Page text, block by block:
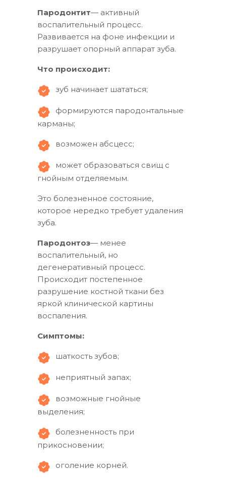
Пародонтит— активный
воспалительный процесс.
Развивается на фоне инфекции и
разрушает опорный аппарат зуба.
Что происходит:
зуб начинает шататься;
формируются пародонтальные
карманы;
возможен абсцесс;
может образоваться свищ с
гнойным отделяемым.
Это болезненное состояние,
которое нередко требует удаления
зуба.
Пародонтоз— менее
воспалительный, но
дегенеративный процесс.
Происходит постепенное
разрушение костной ткани без
яркой клинической картины
воспаления.
Симптомы:
шаткость зубов;
неприятный запах;
возможные гнойные
выделения;
болезненность при
прикосновении;
оголение корней.